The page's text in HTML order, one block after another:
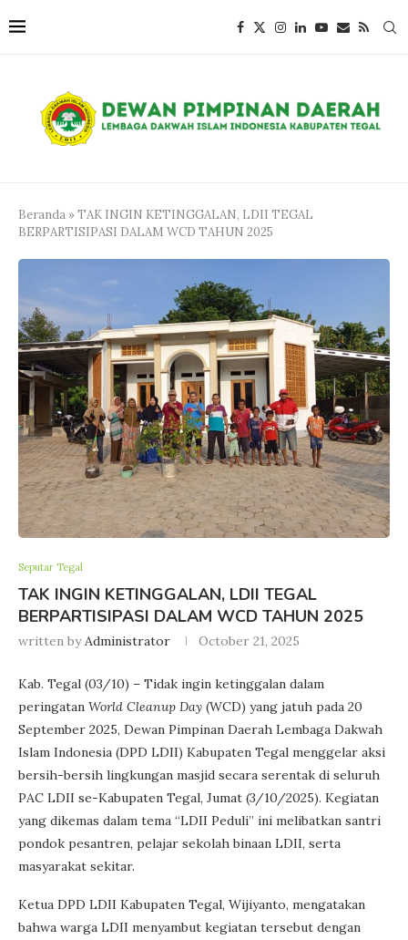
Beranda »TAK INGIN KETINGGALAN, LDII TEGAL
BERPARTISIPASI DALAM WCD TAHUN 2025
Seputar Tegal
TAK INGIN KETINGGALAN, LDII TEGAL
BERPARTISIPASI DALAM WCD TAHUN 2025
written byAdministrator October 21, 2025
Kab. Tegal (03/10) – Tidak ingin ketinggalan dalam
peringatan World Cleanup Day (WCD) yang jatuh pada 20
September 2025, Dewan Pimpinan Daerah Lembaga Dakwah
Islam Indonesia (DPD LDII) Kabupaten Tegal menggelar aksi
bersih-bersih lingkungan masjid secara serentak di seluruh
PAC LDII se-Kabupaten Tegal, Jumat (3/10/2025). Kegiatan
yang dikemas dalam tema “LDII Peduli” ini melibatkan santri
pondok pesantren, pelajar sekolah binaan LDII, serta
masyarakat sekitar.
Ketua DPD LDII Kabupaten Tegal, Wijiyanto, mengatakan
bahwa warga LDII menyambut kegiatan tersebut dengan